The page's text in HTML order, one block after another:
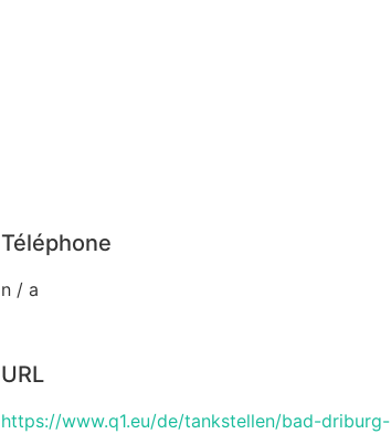
Téléphone
n / a
URL
https://www.q1.eu/de/tankstellen/bad-driburg-